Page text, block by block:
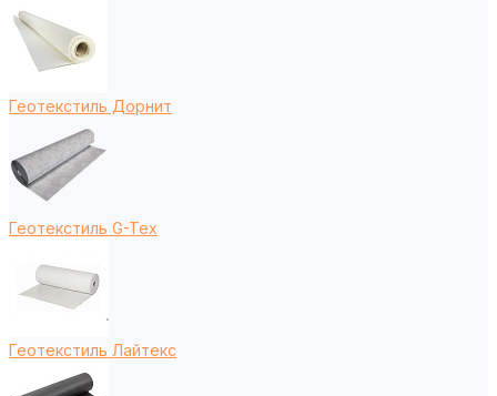
Геотекстиль Дорнит
Геотекстиль G-Tex
Геотекстиль Лайтекс